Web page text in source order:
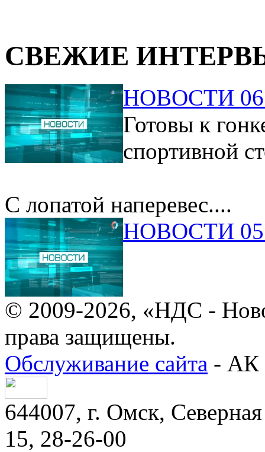
СВЕЖИЕ
НОВОСТИ
Готовы к
спортивной
С лопатой наперевес....
НОВОСТИ
© 2009-2026, «НДС -
права защищены.
Обслуживание сайта - АК
644007, г. Омск,
15, 28-26-00